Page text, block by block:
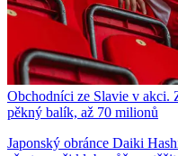
Obchodníci ze Slavie v akci.
pěkný balík, až 70 milionů
Japonský obránce Daiki